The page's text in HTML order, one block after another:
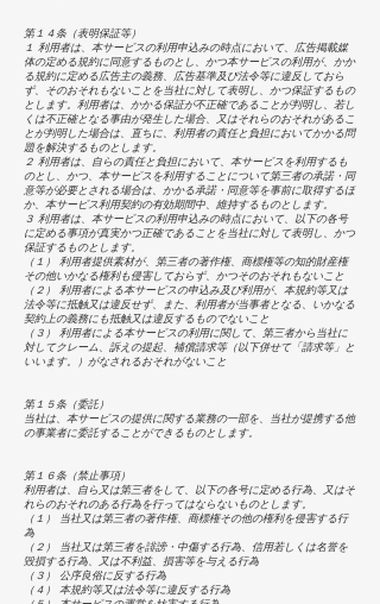
第１４条（表明保証等）
１ 利用者は、本サービスの利用申込みの時点において、広告掲載媒
体の定める規約に同意するものとし、かつ本サービスの利用が、かか
る規約に定める広告主の義務、広告基準及び法令等に違反しておら
ず、そのおそれもないことを当社に対して表明し、かつ保証するもの
とします。利用者は、かかる保証が不正確であることが判明し、若し
くは不正確となる事由が発生した場合、又はそれらのおそれがあるこ
とが判明した場合は、直ちに、利用者の責任と負担においてかかる問
題を解決するものとします。
２ 利用者は、自らの責任と負担において、本サービスを利用するも
のとし、かつ、本サービスを利用することについて第三者の承諾・同
意等が必要とされる場合は、かかる承諾・同意等を事前に取得するほ
か、本サービス利用契約の有効期間中、維持するものとします。
３ 利用者は、本サービスの利用申込みの時点において、以下の各号
に定める事項が真実かつ正確であることを当社に対して表明し、かつ
保証するものとします。
（１） 利用者提供素材が、第三者の著作権、商標権等の知的財産権
その他いかなる権利も侵害しておらず、かつそのおそれもないこと
（２） 利用者による本サービスの申込み及び利用が、本規約等又は
法令等に抵触又は違反せず、また、利用者が当事者となる、いかなる
契約上の義務にも抵触又は違反するものでないこと
（３） 利用者による本サービスの利用に関して、第三者から当社に
対してクレーム、訴えの提起、補償請求等（以下併せて「請求等」と
いいます。）がなされるおそれがないこと
第１５条（委託）
当社は、本サービスの提供に関する業務の一部を、当社が提携する他
の事業者に委託することができるものとします。
第１６条（禁止事項）
利用者は、自ら又は第三者をして、以下の各号に定める行為、又はそ
れらのおそれのある行為を行ってはならないものとします。
（１） 当社又は第三者の著作権、商標権その他の権利を侵害する行
為
（２） 当社又は第三者を誹謗・中傷する行為、信用若しくは名誉を
毀損する行為、又は不利益、損害等を与える行為
（３） 公序良俗に反する行為
（４） 本規約等又は法令等に違反する行為